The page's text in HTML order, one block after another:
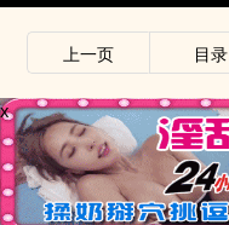
上一页 目录
x